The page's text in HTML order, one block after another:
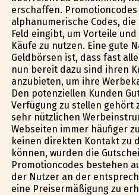
erschaffen.
alphanumerische Codes,
Feld eingibt, um Vorteile
Käufe zu nutzen. Eine gute
Geldbörsen ist, dass fast
nun bereit dazu sind ihren
anzubieten, um ihre
Den potenziellen Kunden
Verfügung zu stellen gehört
sehr nützlichen
Webseiten immer häufiger
keinen direkten Kontakt zu
können, wurden die
Promotioncodes bestehen
der Nutzer an der
eine Preisermäßigung zu